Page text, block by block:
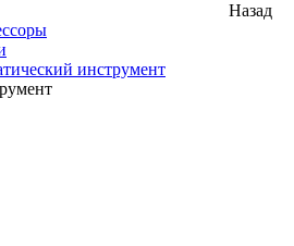
Назад
инструмент